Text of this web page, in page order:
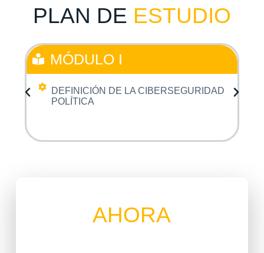
PLAN DE ESTUDIO
MÓDULO I
DEFINICIÓN DE LA CIBERSEGURIDAD
POLÍTICA
INSCRÍBETE
AHORA